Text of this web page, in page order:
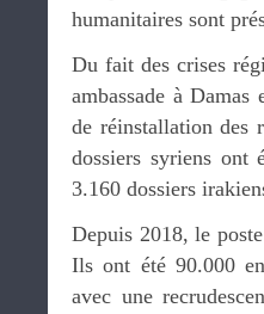
humanitaires sont
Du fait des crises
ambassade à
de réinstallation des
dossiers syriens ont
3.160 dossiers
Depuis 2018, le
Ils ont été 90.000
avec une